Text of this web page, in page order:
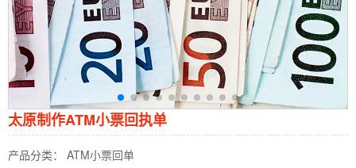
太原制作ATM小票回执单
产品分类： ATM小票回单